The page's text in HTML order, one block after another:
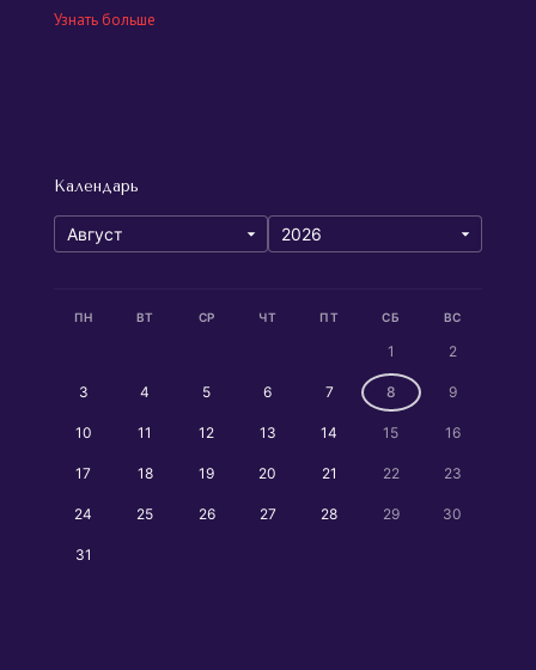
Узнать больше
Календарь
ПН ВТ СР ЧТ ПТ СБ ВС
1 2
3 4 5 6 7 8 9
10 11 12 13 14 15 16
17 18 19 20 21 22 23
24 25 26 27 28 29 30
31